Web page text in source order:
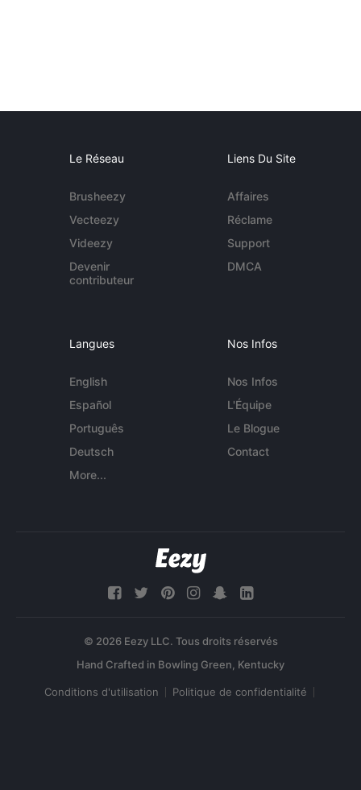
Le Réseau
Brusheezy
Vecteezy
Videezy
Devenir
contributeur
Liens Du Site
Affaires
Réclame
Support
DMCA
Langues
English
Español
Português
Deutsch
More...
Nos Infos
Nos Infos
L'Équipe
Le Blogue
Contact
© 2026 Eezy LLC. Tous droits réservés
Conditions d'utilisation Politique de confidentialité